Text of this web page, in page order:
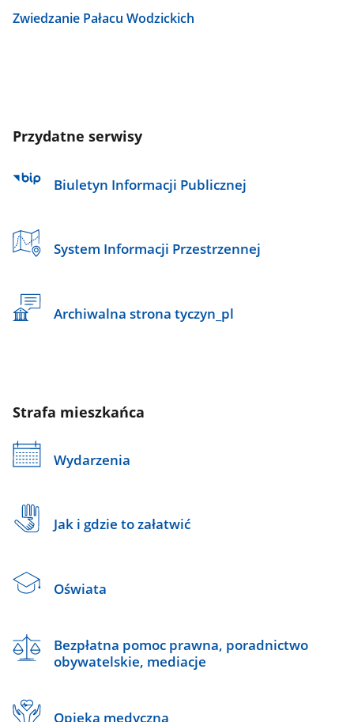
Zwiedzanie Pałacu Wodzickich
Przydatne serwisy
Biuletyn Informacji Publicznej
System Informacji Przestrzennej
Archiwalna strona tyczyn_pl
Strafa mieszkańca
Wydarzenia
Jak i gdzie to załatwić
Oświata
Bezpłatna pomoc prawna, poradnictwo
obywatelskie, mediacje
Opieka medyczna